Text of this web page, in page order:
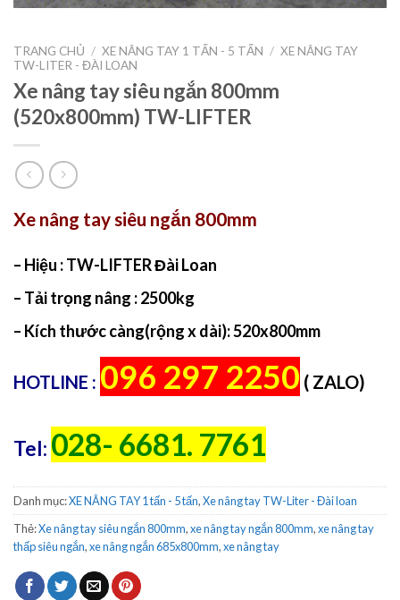
TRANG CHỦ / XE NÂNG TAY 1 TẤN - 5 TẤN / XE NÂNG TAY
TW-LITER - ĐÀI LOAN
Xe nâng tay siêu ngắn 800mm
(520x800mm) TW-LIFTER
Xe nâng tay siêu ngắn 800mm
– Hiệu : TW-LIFTER Đài Loan
– Tải trọng nâng : 2500kg
– Kích thước càng(rộng x dài): 520x800mm
HOTLINE : 096 297 2250 ( ZALO)
Tel: 028- 6681. 7761
Danh mục:XE NÂNG TAY 1 tấn - 5 tấn,Xe nâng tay TW-Liter - Đài loan
Thẻ:Xe nâng tay siêu ngắn 800mm,xe nâng tay ngắn 800mm,xe nâng tay
thấp siêu ngắn,xe nâng ngắn 685x800mm,xe nâng tay